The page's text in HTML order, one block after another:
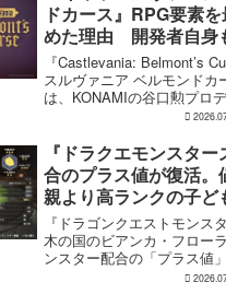
の...
ドカース』RPG要素
めた理由 開発者自身
ンのつらさを実感
『Castlevania: Belmont’s
スルヴァニア ベルモンドカ
は、KONAMIの谷口勲プロ
が、レベルアップを含む
何度も挑戦すれば先へ進め
『ドラクエモンスタ
合のプラス値が復活。
親より高ランクの子ど
ることも
『ドラゴンクエストモン
木の国のビアンカ・フロー
ンスター配合の「プラス値
される。配合を繰り返すこ